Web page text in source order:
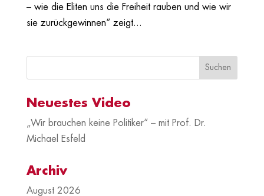
– wie die Eliten uns die Freiheit rauben und wie wir
sie zurückgewinnen“ zeigt...
Neuestes Video
„Wir brauchen keine Politiker“ – mit Prof. Dr.
Michael Esfeld
Archiv
August 2026